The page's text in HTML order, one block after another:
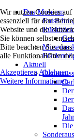
Das Museum
Rückblick
Aktuell
Die
Wir nutzen Cookies
essenziell für den
Website und die
Sie können selbst
Bitte beachten Sie,
alle Funktionalitäten
Akzeptieren Ablehnen
Weitere Informationen